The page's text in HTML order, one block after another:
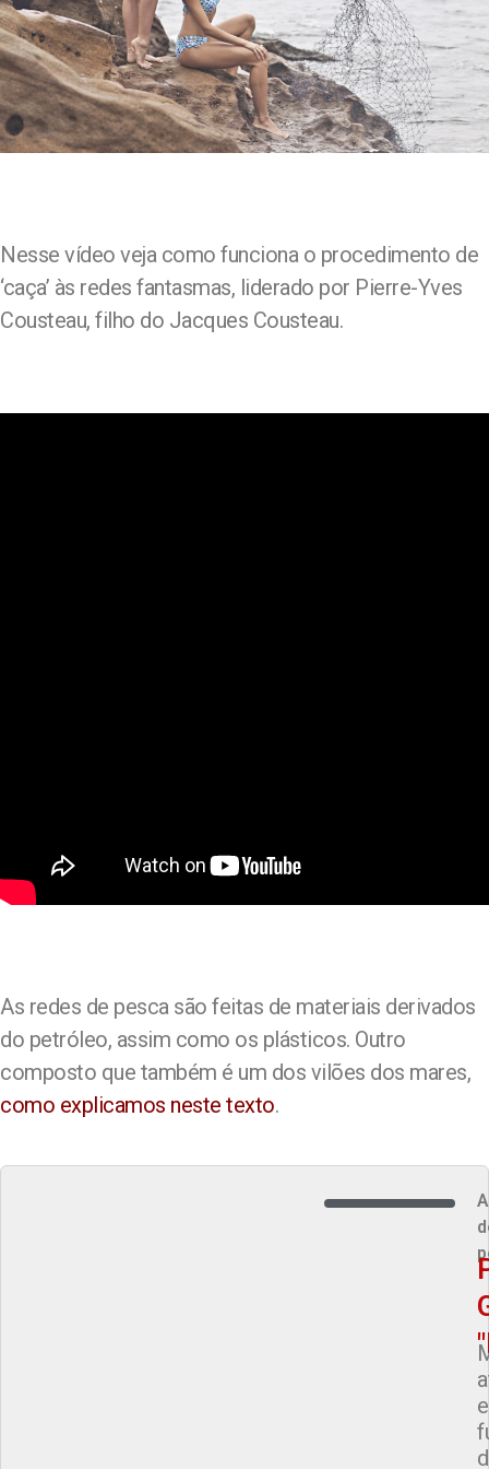
Nesse vídeo veja como funciona o procedimento de
‘caça’ às redes fantasmas, liderado por Pierre-Yves
Cousteau, filho do Jacques Cousteau.
As redes de pesca são feitas de materiais derivados
do petróleo, assim como os plásticos. Outro
composto que também é um dos vilões dos mares,
como explicamos neste texto.
e